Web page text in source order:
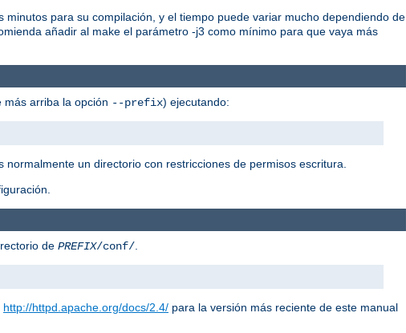
para su compilación, y el tiempo puede variar mucho dependiendo de
añadir al make el parámetro -j3 como mínimo para que vaya más
arriba la opción --prefix) ejecutando:
normalmente un directorio con restricciones de permisos escritura.
de PREFIX/conf/.
http://httpd.apache.org/docs/2.4/ para la versión más reciente de este manual